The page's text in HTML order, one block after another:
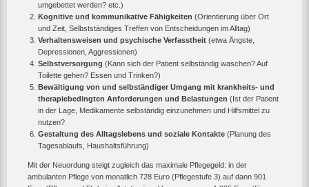
umgebettet werden? etc.)
Kognitive und kommunikative Fähigkeiten (Orientierung über Ort
und Zeit, Selbstständiges Treffen von Entscheidungen im Alltag)
Verhaltensweisen und psychische Verfasstheit (etwa Ängste,
Depressionen, Aggressionen)
Selbstversorgung (Kann sich der Patient selbständig waschen? Auf
Toilette gehen? Essen und Trinken?)
Bewältigung von und selbständiger Umgang mit krankheits- und
therapiebedingten Anforderungen und Belastungen (Ist der Patient
in der Lage, Medikamente selbständig einzunehmen und Hilfsmittel zu
nutzen?
Gestaltung des Alltagslebens und soziale Kontakte (Planung des
Tagesablaufs, Haushaltsführung)
Mit der Neuordung steigt zugleich das maximale Pflegegeld: in der
ambulanten Pflege von monatlich 728 Euro (Pflegestufe 3) auf dann 901